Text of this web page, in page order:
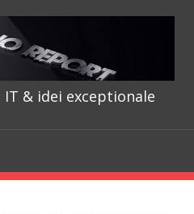
& idei exceptionale